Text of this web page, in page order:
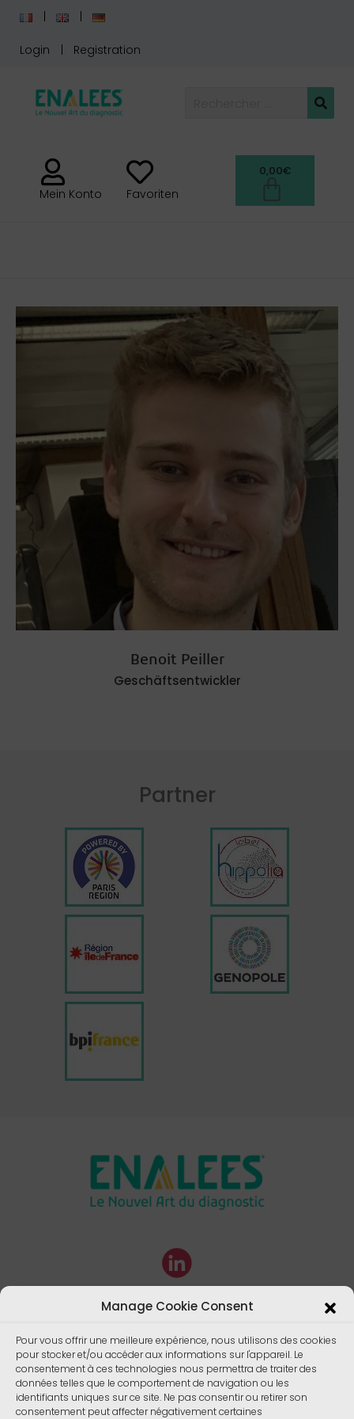
Manage Cookie Consent
Pour vous offrir une meilleure expérience, nous utilisons des cookies
pour stocker et/ou accéder aux informations sur l'appareil. Le
consentement à ces technologies nous permettra de traiter des
données telles que le comportement de navigation ou les
identifiants uniques sur ce site. Ne pas consentir ou retirer son
consentement peut affecter négativement certaines
Login Registration
Mein Konto Favoriten
0,00€
Benoit Peiller
Geschäftsentwickler
Partner